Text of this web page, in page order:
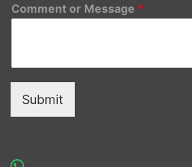
Comment or Message *
Submit